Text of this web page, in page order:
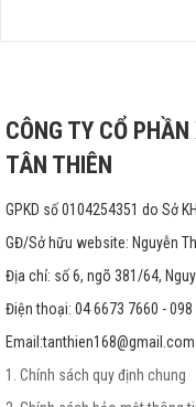
CÔNG TY CỔ
TÂN THIÊN
GPKD số 0104254351 do Sở
GĐ/Sở hữu website: Nguyễn
Địa chỉ: số 6, ngõ 381/64,
Điện thoại: 04 6673 7660 - 098
Email:tanthien168@gmail.com
1. Chính sách quy định chung